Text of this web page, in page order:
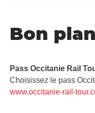
Bon plan
Pass Occitanie Rail
Choisissez le pass
www.occitanie-rail-